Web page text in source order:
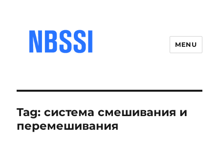
MENU
Tag:система смешивания и
перемешивания